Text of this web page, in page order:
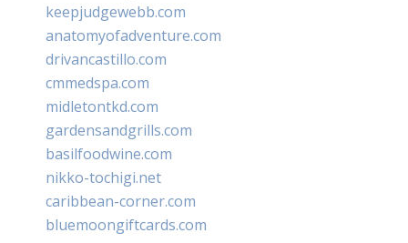
keepjudgewebb.com
anatomyofadventure.com
drivancastillo.com
cmmedspa.com
midletontkd.com
gardensandgrills.com
basilfoodwine.com
nikko-tochigi.net
caribbean-corner.com
bluemoongiftcards.com